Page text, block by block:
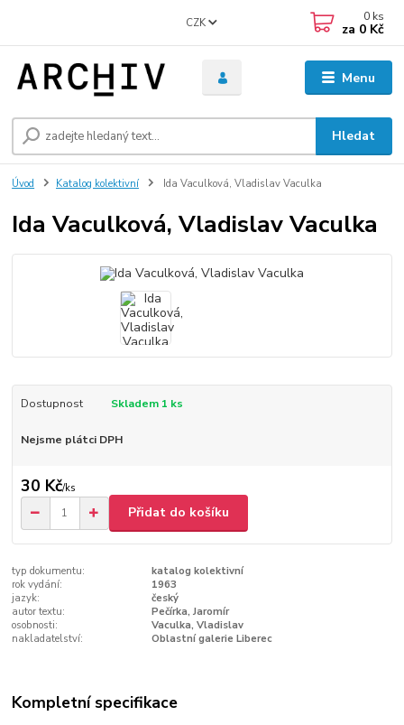
Menu
CZK
Hledat
0 ks
za 0 Kč
Úvod Katalog kolektivní Ida Vaculková, Vladislav Vaculka
Ida Vaculková, Vladislav Vaculka
Dostupnost Skladem 1 ks
Nejsme plátci DPH
30 Kč/ks
Přidat do košíku
typ dokumentu:
katalog kolektivní
rok vydání:
1963
jazyk:
český
autor textu:
Pečírka, Jaromír
osobnosti:
Vaculka, Vladislav
nakladatelství:
Oblastní galerie Liberec
Kompletní specifikace